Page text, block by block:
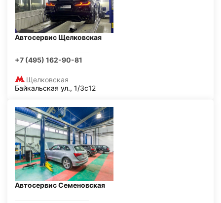
Автосервис Щелковская
+7 (495) 162-90-81
Щелковская
Байкальская ул., 1/3с12
Автосервис Семеновская